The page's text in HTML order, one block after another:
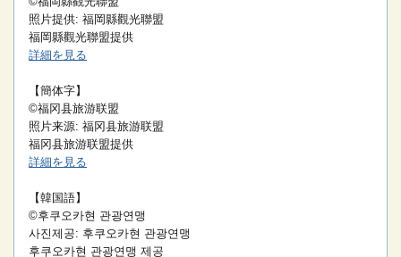
照片提供: 福岡縣觀光聯盟
福岡縣觀光聯盟提供
詳細を見る
【簡体字】
©福冈县旅游联盟
照片来源: 福冈县旅游联盟
福冈县旅游联盟提供
詳細を見る
【韓国語】
©후쿠오카현 관광연맹
사진제공: 후쿠오카현 관광연맹
후쿠오카현 관광연맹 제공